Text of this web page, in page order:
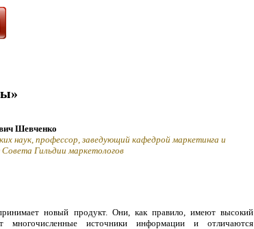
Шевченко
наук, профессор, заведующий кафедрой маркетинга и
Гильдии маркетологов
новый продукт. Они, как правило, имеют высокий
многочисленные источники информации и отличаются